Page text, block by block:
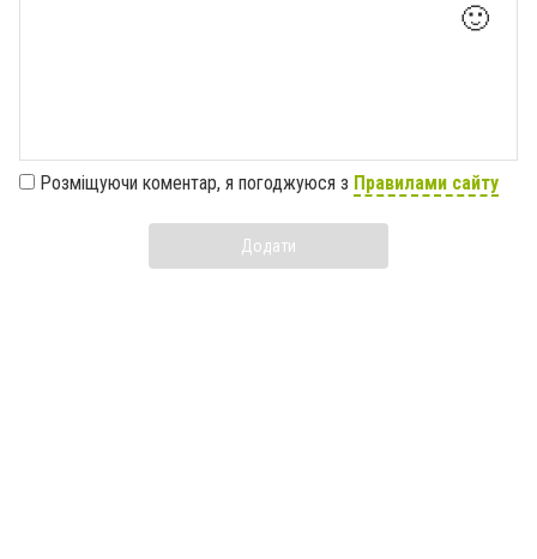
🙂
Розміщуючи коментар, я погоджуюся з Правилами сайту
Додати